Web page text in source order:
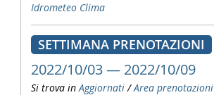
Idrometeo Clima
SETTIMANA PRENOTAZIONI
2022/10/03 — 2022/10/09
Si trova in Aggiornati /Area prenotazioni